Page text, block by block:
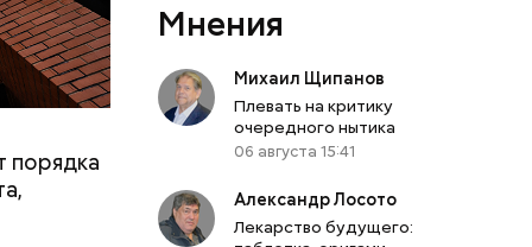
порядка
Мнения
Михаил Щипанов
Плевать на критику
очередного нытика
06 августа 15:41
Александр Лосото
Лекарство будущего: